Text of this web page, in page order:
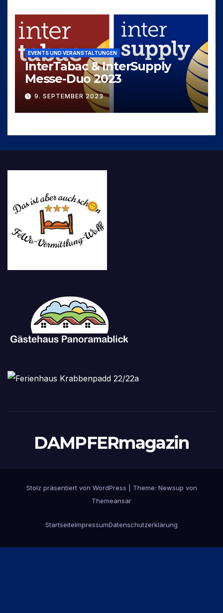
EVENTS UND VERANSTALTUNGEN
InterTabac & InterSupply
Messe-Duo 2023
9. SEPTEMBER 2023
DAMPFERmagazin
Stolz präsentiert von WordPress Theme: Newsup von
Themeansar
StartseiteImpressumDatenschutzerklärung